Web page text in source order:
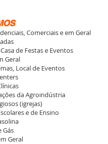
Comerciais e em Geral
de Festas e Eventos
Geral
Local de Eventos
da Agroindústria
(igrejas)
e de Ensino
Gás
Geral